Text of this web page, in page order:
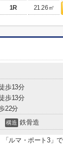
1R 21.26㎡
歩13分
歩13分
22分
構造 鉄骨造
「ルマ・ポート3」